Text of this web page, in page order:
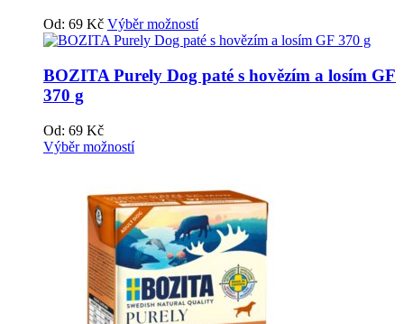
Od: 69 Kč Výběr možností
BOZITA Purely Dog paté s hovězím a losím GF
370 g
Od: 69 Kč
Výběr možností